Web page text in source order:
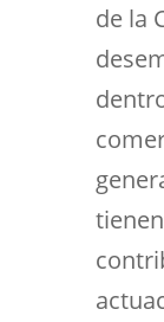
de la